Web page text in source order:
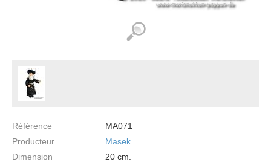
Référence
MA071
Producteur
Masek
Dimension
20 cm.